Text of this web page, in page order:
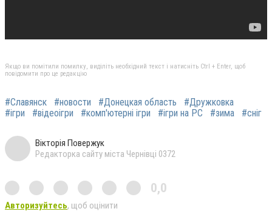
Якщо ви помітили помилку, виділіть необхідний текст і натисніть Ctrl + Enter, щоб
повідомити про це редакцію
#Славянск #новости #Донецкая область
#Дружковка
#ігри
#відеоігри #комп'ютерні ігри #ігри на PC #зима #сніг
Вікторія Повержук
Редакторка сайту міста Чернівці 0372
0,0
Авторизуйтесь, щоб оцінити